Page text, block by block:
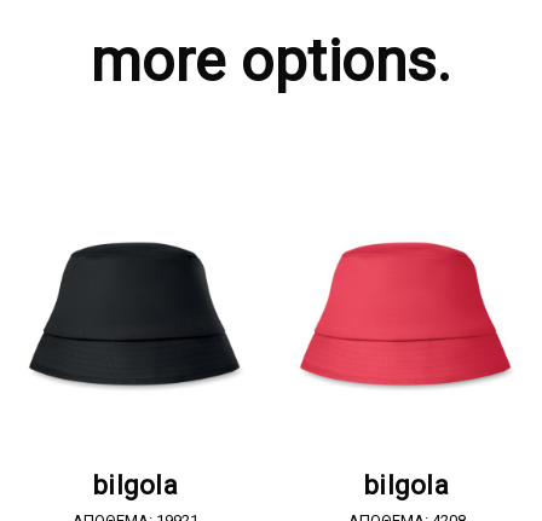
more options.
bilgola bilgola